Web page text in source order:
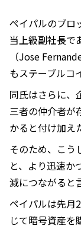
ペイパルのブロ
当上級副社長で
（Jose
もステーブルコ
同氏はさらに、
三者の仲介者が
かると付け加え
そのため、こう
と、より迅速か
減につながると
ペイパルは先月
じて暗号資産を